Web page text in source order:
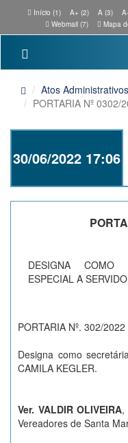
Início (1) A+ (2) A (3)
Webmail (7)
Mapa
Atos Administrativos
PORTARIA Nº 0302/
30/06/2022 17:06
DESIGNA COMO
ESPECIAL A
PORTARIA Nº. 302/2022
Designa como
CAMILA KEGLER.
Ver. VALDIR OLIVEIRA,
Vereadores de Santa